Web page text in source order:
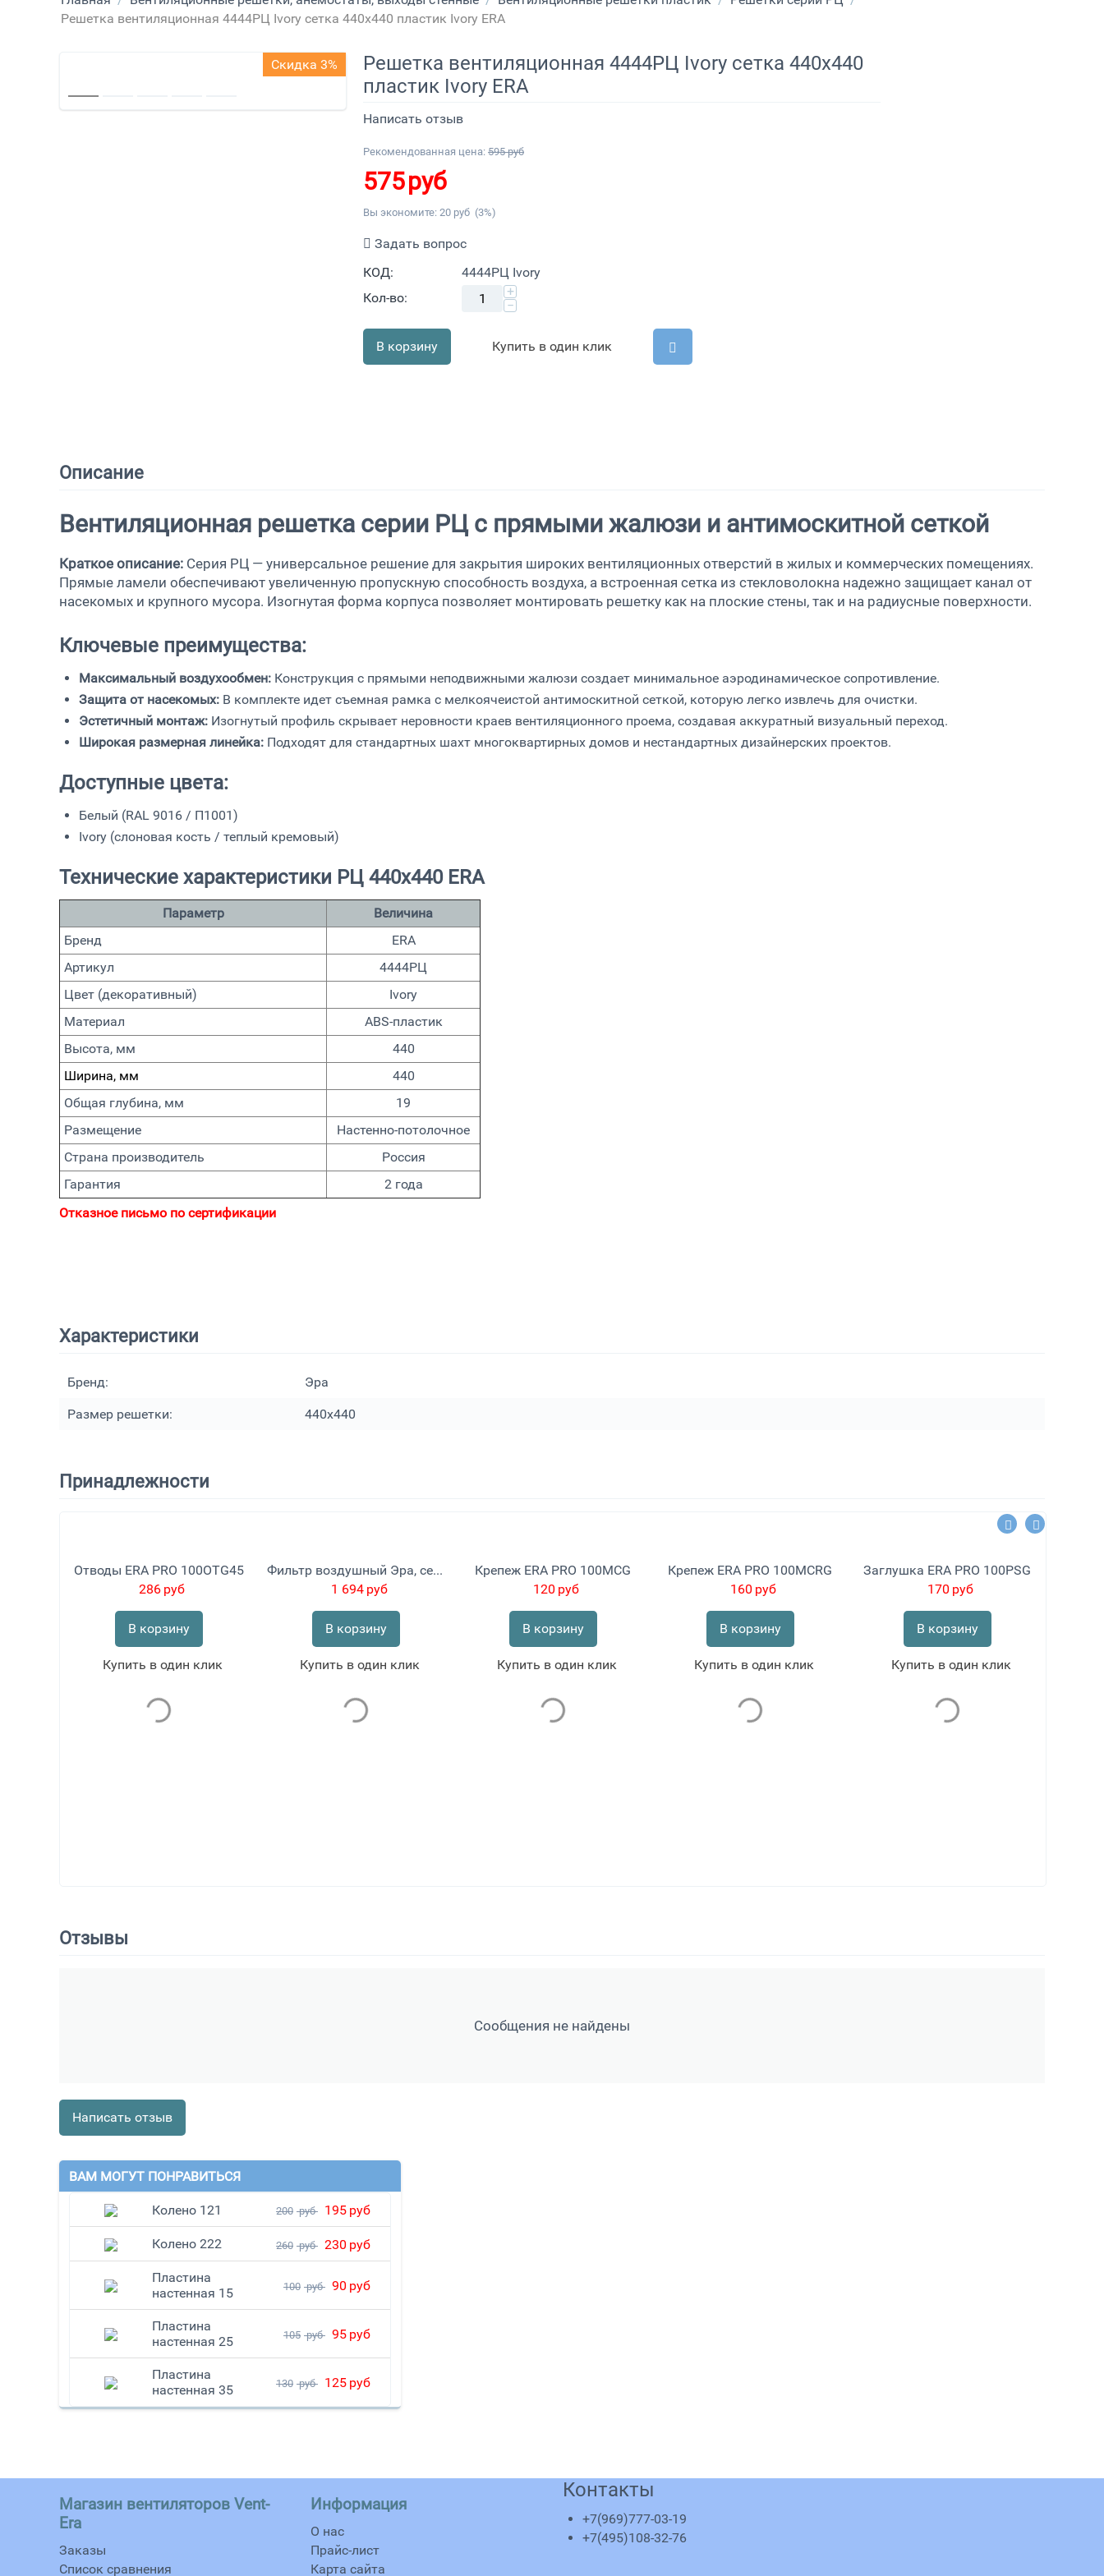
Решетка вентиляционная 4444РЦ Ivory сетка 440х440 пластик Ivory ERA
Скидка 3%
Решетка вентиляционная 4444РЦ Ivory сетка 440х440
пластик Ivory ERA
Написать отзыв
Рекомендованная цена: 595 руб
575руб
Вы экономите: 20 руб (3%)
Задать вопрос
КОД:
4444РЦ Ivory
Кол-во:
+
−
В корзину Купить в один клик
Описание
Вентиляционная решетка серии РЦ с прямыми жалюзи и антимоскитной сеткой
Краткое описание: Серия РЦ — универсальное решение для закрытия широких вентиляционных отверстий в жилых и коммерческих помещениях.
Прямые ламели обеспечивают увеличенную пропускную способность воздуха, а встроенная сетка из стекловолокна надежно защищает канал от
насекомых и крупного мусора. Изогнутая форма корпуса позволяет монтировать решетку как на плоские стены, так и на радиусные поверхности.
Ключевые преимущества:
Максимальный воздухообмен: Конструкция с прямыми неподвижными жалюзи создает минимальное аэродинамическое сопротивление.
Защита от насекомых: В комплекте идет съемная рамка с мелкоячеистой антимоскитной сеткой, которую легко извлечь для очистки.
Эстетичный монтаж: Изогнутый профиль скрывает неровности краев вентиляционного проема, создавая аккуратный визуальный переход.
Широкая размерная линейка: Подходят для стандартных шахт многоквартирных домов и нестандартных дизайнерских проектов.
Доступные цвета:
Белый (RAL 9016 / П1001)
Ivory (слоновая кость / теплый кремовый)
Технические характеристики РЦ 440х440 ERA
Параметр
Величина
Бренд
ERA
Артикул
4444РЦ
Цвет (декоративный)
Ivory
Материал
ABS-пластик
Высота, мм
440
Ширина, мм
440
Общая глубина, мм
19
Размещение
Настенно-потолочное
Страна производитель
Россия
Гарантия
2 года
Отказное письмо по сертификации
Характеристики
Бренд: Эра
Размер решетки: 440х440
Принадлежности
Отводы ERA PRO 100OTG45
286 руб
В корзину
Купить в один клик
Фильтр воздушный Эра, серия FBG, короб для круглых воздуховодов из стали, D100, класс очистки G4, M5
1 694 руб
В корзину
Купить в один клик
Крепеж ERA PRO 100MCG
120 руб
В корзину
Купить в один клик
Крепеж ERA PRO 100MCRG
160 руб
В корзину
Купить в один клик
Заглушка ERA PRO 100PSG
170 руб
В корзину
Купить в один клик
Отзывы
Сообщения не найдены
Написать отзыв
ВАМ МОГУТ ПОНРАВИТЬСЯ
Колено 121 200 руб 195 руб
Колено 222 260 руб 230 руб
Пластина
настенная 15
100 руб 90 руб
Пластина
настенная 25
105 руб 95 руб
Пластина
настенная 35
130 руб 125 руб
Магазин вентиляторов Vent-
Era
Заказы
Список сравнения
Информация
О нас
Прайс-лист
Карта сайта
Контакты
+7(969)777-03-19
+7(495)108-32-76